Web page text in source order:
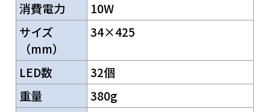
消費電力
10W
サイズ
（mm）
34×425
LED数
32個
重量
380g